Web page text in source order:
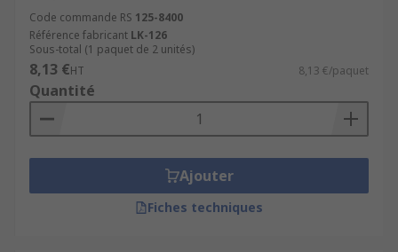
Code commande RS 125-8400
Référence fabricant LK-126
Sous-total (1 paquet de 2 unités)
8,13 €HT 8,13 €/paquet
Quantité
Ajouter
Fiches techniques